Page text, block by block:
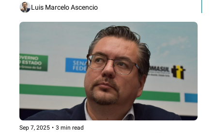
Luis Marcelo Ascencio
Sep 7, 2025 • 3 min read